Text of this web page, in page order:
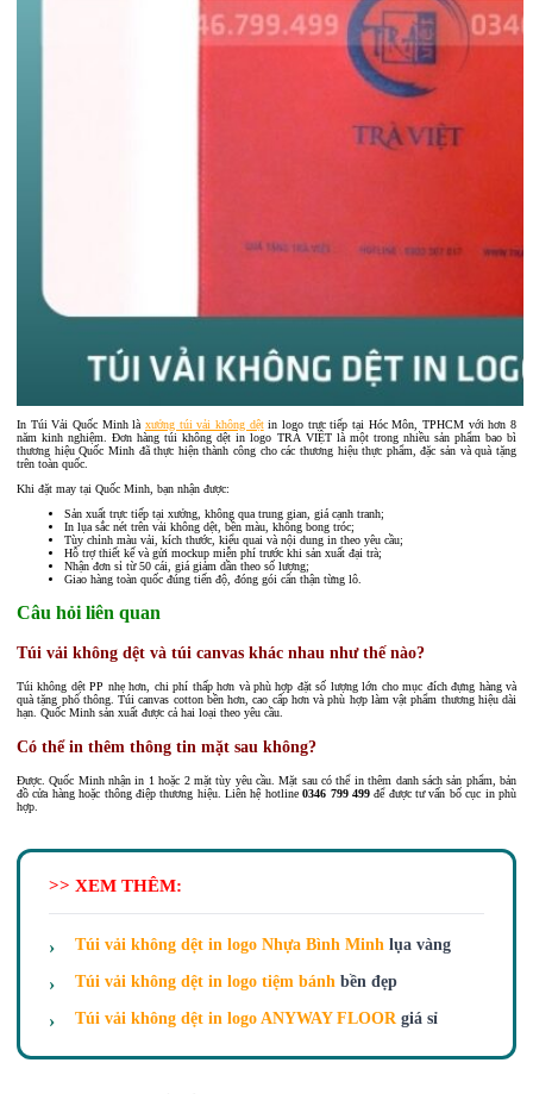
In Túi Vải Quốc Minh là xưởng túi vải không dệtin logo trực tiếp tại Hóc Môn, TPHCM với hơn 8
năm kinh nghiệm. Đơn hàng túi không dệt in logo TRÀ VIỆT là một trong nhiều sản phẩm bao bì
thương hiệu Quốc Minh đã thực hiện thành công cho các thương hiệu thực phẩm, đặc sản và quà tặng
trên toàn quốc.
Khi đặt may tại Quốc Minh, bạn nhận được:
Sản xuất trực tiếp tại xưởng, không qua trung gian, giá cạnh tranh;
In lụa sắc nét trên vải không dệt, bền màu, không bong tróc;
Tùy chỉnh màu vải, kích thước, kiểu quai và nội dung in theo yêu cầu;
Hỗ trợ thiết kế và gửi mockup miễn phí trước khi sản xuất đại trà;
Nhận đơn sỉ từ 50 cái, giá giảm dần theo số lượng;
Giao hàng toàn quốc đúng tiến độ, đóng gói cẩn thận từng lô.
Câu hỏi liên quan
Túi vải không dệt và túi canvas khác nhau như thế nào?
Túi không dệt PP nhẹ hơn, chi phí thấp hơn và phù hợp đặt số lượng lớn cho mục đích đựng hàng và
quà tặng phổ thông. Túi canvas cotton bền hơn, cao cấp hơn và phù hợp làm vật phẩm thương hiệu dài
hạn. Quốc Minh sản xuất được cả hai loại theo yêu cầu.
Có thể in thêm thông tin mặt sau không?
Được. Quốc Minh nhận in 1 hoặc 2 mặt tùy yêu cầu. Mặt sau có thể in thêm danh sách sản phẩm, bản
đồ cửa hàng hoặc thông điệp thương hiệu. Liên hệ hotline0346 799 499để được tư vấn bố cục in phù
hợp.
>> XEM THÊM:
Túi vải không dệt in logo Nhựa Bình Minh lụa vàng
Túi vải không dệt in logo tiệm bánh bền đẹp
Túi vải không dệt in logo ANYWAY FLOORgiá sỉ